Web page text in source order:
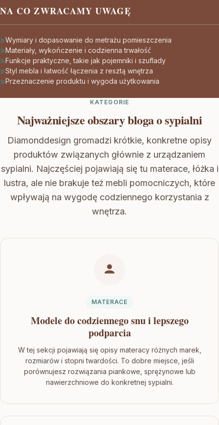
NA CO ZWRACAMY UWAGĘ
Wymiary i dopasowanie do metrażu pomieszczenia
Materiały, wykończenie i codzienna trwałość
Funkcje praktyczne, takie jak pojemniki i szuflady
Styl mebla i łatwość łączenia z resztą wnętrza
Przeznaczenie produktu i wygoda użytkowania
KATEGORIE
Najważniejsze obszary bloga o sypialni
Diamonddesign gromadzi krótkie, konkretne opisy
produktów związanych głównie z urządzaniem
sypialni. Najczęściej pojawiają się tu materace, łóżka i
lustra, ale nie brakuje też mebli pomocniczych, które
wpływają na wygodę codziennego korzystania z
wnętrza.
MATERACE
Modele do codziennego snu i lepszego
podparcia
W tej sekcji pojawiają się opisy materacy różnych marek,
rozmiarów i stopni twardości. To dobre miejsce, jeśli
porównujesz rozwiązania piankowe, sprężynowe lub
nawierzchniowe do konkretnej sypialni.